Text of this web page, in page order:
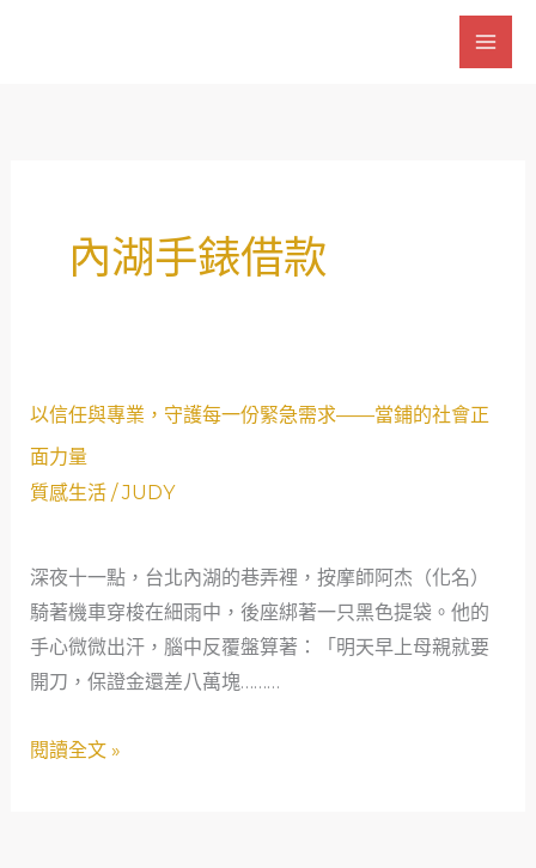
內湖手錶借款
以信任與專業，守護每一份緊急需求——當鋪的社會正
面力量
質感生活/JUDY
深夜十一點，台北內湖的巷弄裡，按摩師阿杰（化名）
騎著機車穿梭在細雨中，後座綁著一只黑色提袋。他的
手心微微出汗，腦中反覆盤算著：「明天早上母親就要
開刀，保證金還差八萬塊………
以
與
業，
守
護
每
份
閱讀全文 »